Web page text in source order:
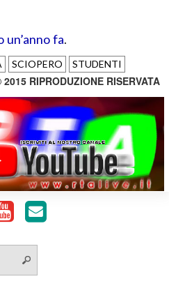
fa.
SCIOPERO STUDENTI
2015 RIPRODUZIONE RISERVATA